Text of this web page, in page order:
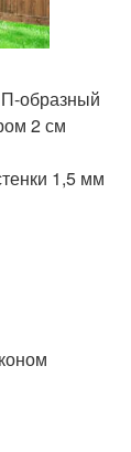
П-образный
2 см
1,5 мм